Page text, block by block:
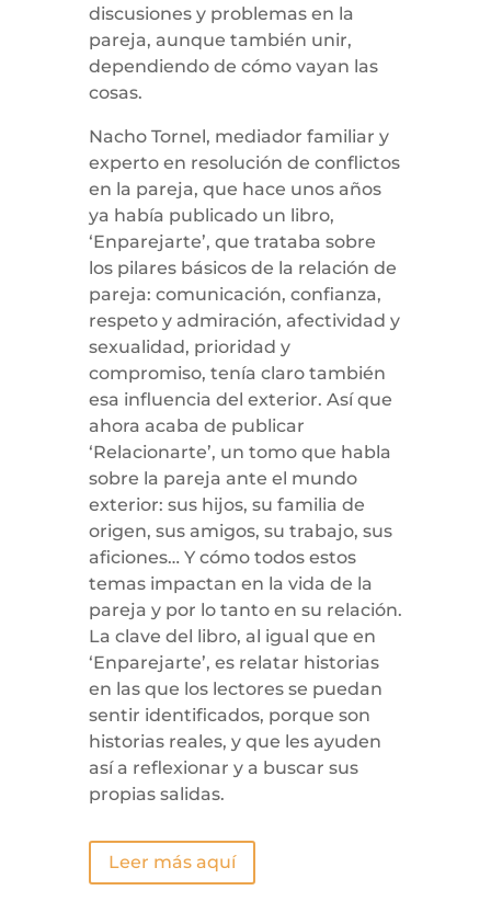
discusiones y problemas en la
pareja, aunque también unir,
dependiendo de cómo vayan las
cosas.
Nacho Tornel, mediador familiar y
experto en resolución de conflictos
en la pareja, que hace unos años
ya había publicado un libro,
‘Enparejarte’, que trataba sobre
los pilares básicos de la relación de
pareja: comunicación, confianza,
respeto y admiración, afectividad y
sexualidad, prioridad y
compromiso, tenía claro también
esa influencia del exterior. Así que
ahora acaba de publicar
‘Relacionarte’, un tomo que habla
sobre la pareja ante el mundo
exterior: sus hijos, su familia de
origen, sus amigos, su trabajo, sus
aficiones… Y cómo todos estos
temas impactan en la vida de la
pareja y por lo tanto en su relación.
La clave del libro, al igual que en
‘Enparejarte’, es relatar historias
en las que los lectores se puedan
sentir identificados, porque son
historias reales, y que les ayuden
así a reflexionar y a buscar sus
propias salidas.
Leer más aquí